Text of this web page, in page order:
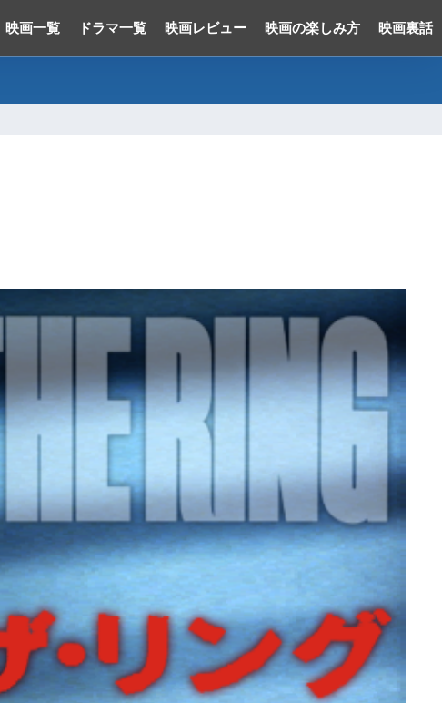
映画一覧 ドラマ一覧 映画レビュー 映画の楽しみ方 映画裏話